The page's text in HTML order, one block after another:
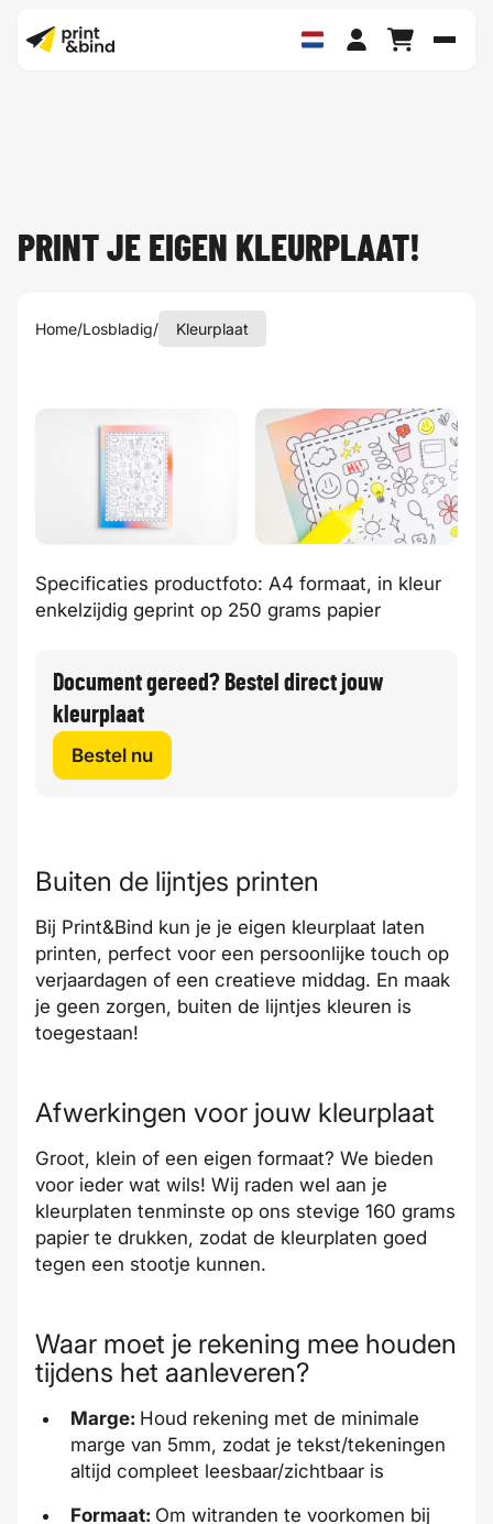
PRINT JE EIGEN KLEURPLAAT!
Home/Losbladig/ Kleurplaat
Specificaties productfoto: A4 formaat, in kleur
enkelzijdig geprint op 250 grams papier
Document gereed? Bestel direct jouw
kleurplaat
Bestel nu
Buiten de lijntjes printen
Bij Print&Bind kun je je eigen kleurplaat laten
printen, perfect voor een persoonlijke touch op
verjaardagen of een creatieve middag. En maak
je geen zorgen, buiten de lijntjes kleuren is
toegestaan!
Afwerkingen voor jouw kleurplaat
Groot, klein of een eigen formaat? We bieden
voor ieder wat wils! Wij raden wel aan je
kleurplaten tenminste op ons stevige 160 grams
papier te drukken, zodat de kleurplaten goed
tegen een stootje kunnen.
Waar moet je rekening mee houden
tijdens het aanleveren?
Marge: Houd rekening met de minimale
marge van 5mm, zodat je tekst/tekeningen
altijd compleet leesbaar/zichtbaar is
Formaat: Om witranden te voorkomen bij